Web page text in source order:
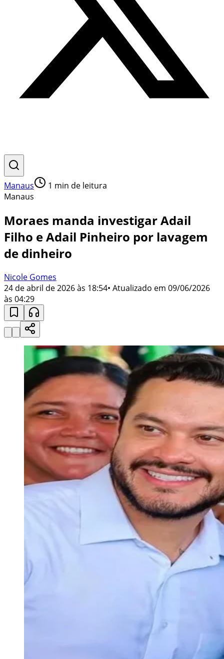
Manaus 1 min de leitura
Manaus
Moraes manda investigar Adail
Filho e Adail Pinheiro por lavagem
de dinheiro
Nicole Gomes
24 de abril de 2026 às 18:54• Atualizado em 09/06/2026
às 04:29